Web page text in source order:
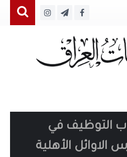
التوظيف في
الأهلية